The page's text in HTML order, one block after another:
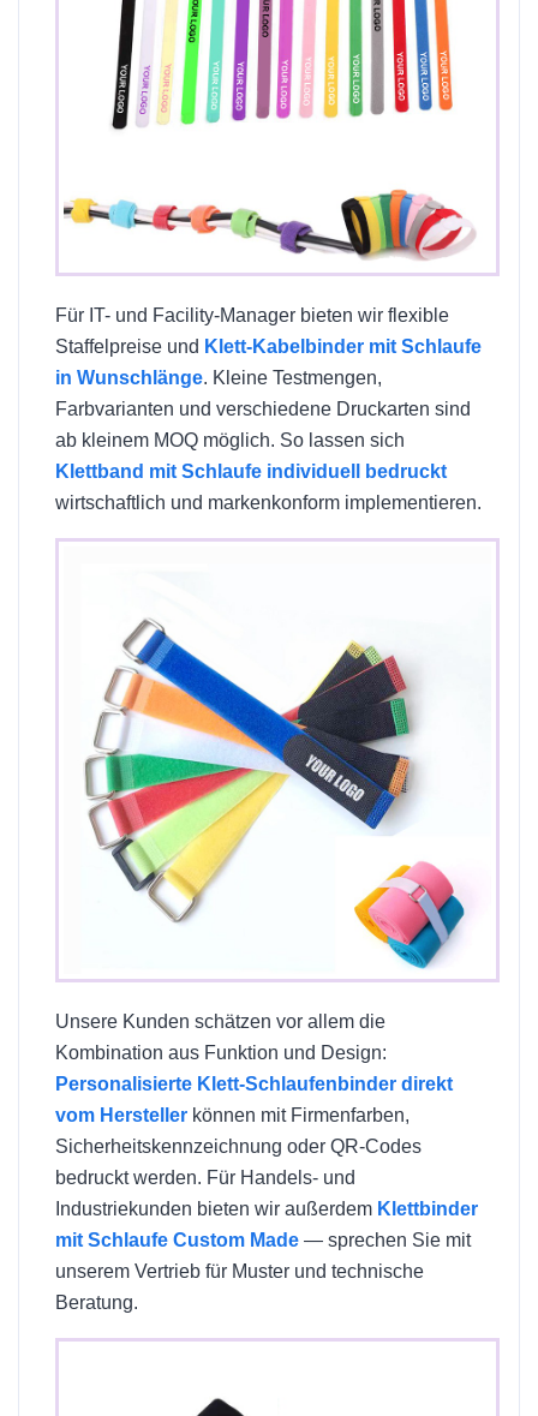
Für IT- und Facility-Manager bieten wir flexible
Staffelpreise und Klett-Kabelbinder mit Schlaufe
in Wunschlänge. Kleine Testmengen,
Farbvarianten und verschiedene Druckarten sind
ab kleinem MOQ möglich. So lassen sich
Klettband mit Schlaufe individuell bedruckt
wirtschaftlich und markenkonform implementieren.
Unsere Kunden schätzen vor allem die
Kombination aus Funktion und Design:
Personalisierte Klett-Schlaufenbinder direkt
vom Hersteller können mit Firmenfarben,
Sicherheitskennzeichnung oder QR-Codes
bedruckt werden. Für Handels- und
Industriekunden bieten wir außerdem Klettbinder
mit Schlaufe Custom Made — sprechen Sie mit
unserem Vertrieb für Muster und technische
Beratung.